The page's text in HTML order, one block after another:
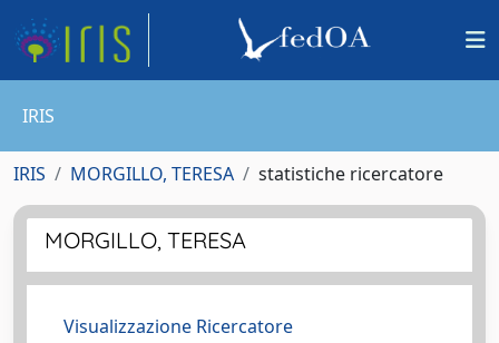
IRIS
IRIS MORGILLO, TERESA statistiche ricercatore
MORGILLO, TERESA
Visualizzazione Ricercatore